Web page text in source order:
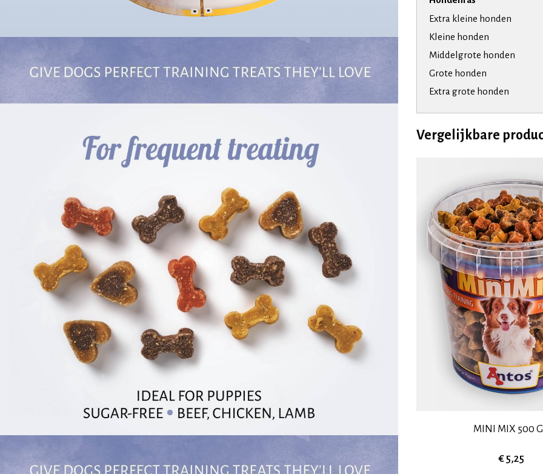
Extra kleine honden
Kleine honden
Middelgrote honden
Grote honden
Extra grote honden
Vergelijkbare
MINI MIX 500
€ 5,25